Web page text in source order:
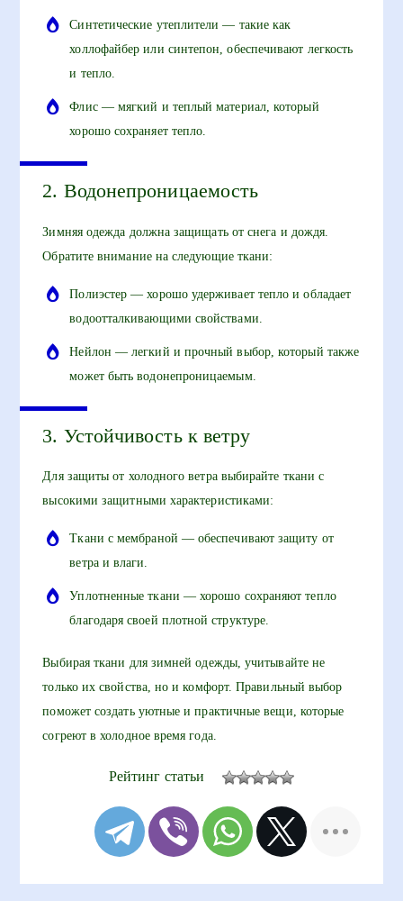
Синтетические утеплители — такие как
холлофайбер или синтепон, обеспечивают легкость
и тепло.
Флис — мягкий и теплый материал, который
хорошо сохраняет тепло.
2. Водонепроницаемость
Зимняя одежда должна защищать от снега и дождя.
Обратите внимание на следующие ткани:
Полиэстер — хорошо удерживает тепло и обладает
водоотталкивающими свойствами.
Нейлон — легкий и прочный выбор, который также
может быть водонепроницаемым.
3. Устойчивость к ветру
Для защиты от холодного ветра выбирайте ткани с
высокими защитными характеристиками:
Ткани с мембраной — обеспечивают защиту от
ветра и влаги.
Уплотненные ткани — хорошо сохраняют тепло
благодаря своей плотной структуре.
Выбирая ткани для зимней одежды, учитывайте не
только их свойства, но и комфорт. Правильный выбор
поможет создать уютные и практичные вещи, которые
согреют в холодное время года.
Рейтинг статьи